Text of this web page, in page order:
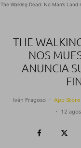
The Walking Dead: No Man’s
THE
NOS
ANUNCIA
Iván Fragoso · App Store
· 12